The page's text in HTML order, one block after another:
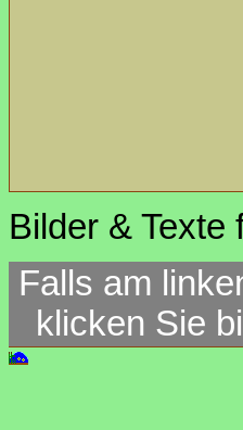
Bilder & Texte
Falls am
klicken Sie